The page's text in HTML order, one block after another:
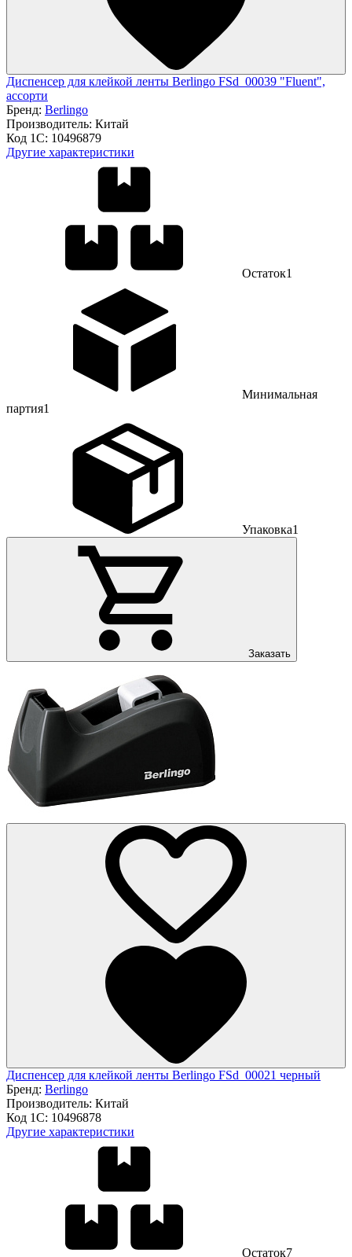
Диспенсер для клейкой ленты Berlingo FSd_00039 "Fluent",
ассорти
Бренд: Berlingo
Производитель: Китай
Код 1С: 10496879
Другие характеристики
Остаток1
Минимальная
партия1
Упаковка1
Заказать
Диспенсер для клейкой ленты Berlingo FSd_00021 черный
Бренд: Berlingo
Производитель: Китай
Код 1С: 10496878
Другие характеристики
Остаток7